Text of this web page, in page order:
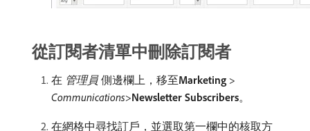
從訂閱者清單中刪除訂閱者
在​ 管理員​側邊欄上，移至​Marketing >
Communications>Newsletter Subscribers。
在網格中尋找訂戶，並選取第一欄中的核取方